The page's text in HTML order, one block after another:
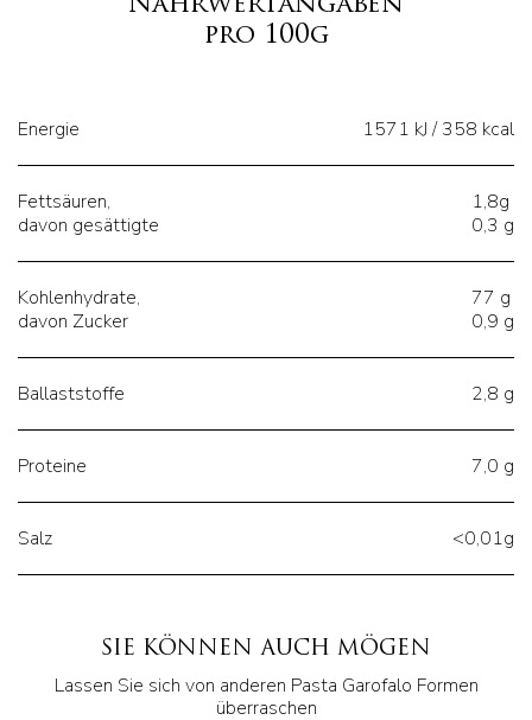
pro 100g
Energie 1571 kJ / 358 kcal
Fettsäuren,
davon gesättigte
1,8g
0,3 g
Kohlenhydrate,
davon Zucker
77 g
0,9 g
Ballaststoffe 2,8 g
Proteine 7,0 g
Salz <0,01g
SIE KÖNNEN AUCH MÖGEN
Lassen Sie sich von anderen Pasta Garofalo Formen
überraschen